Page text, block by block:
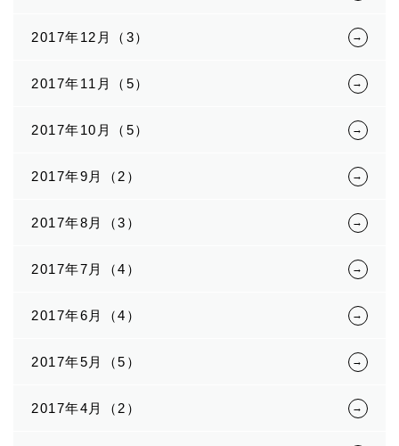
2017年12月（3）
2017年11月（5）
2017年10月（5）
2017年9月（2）
2017年8月（3）
2017年7月（4）
2017年6月（4）
2017年5月（5）
2017年4月（2）